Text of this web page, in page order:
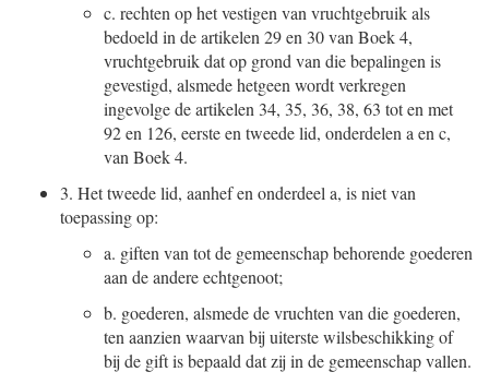
c. rechten op het vestigen van vruchtgebruik als
bedoeld in de artikelen 29 en 30 van Boek 4,
vruchtgebruik dat op grond van die bepalingen is
gevestigd, alsmede hetgeen wordt verkregen
ingevolge de artikelen 34, 35, 36, 38, 63 tot en met
92 en 126, eerste en tweede lid, onderdelen a en c,
van Boek 4.
3. Het tweede lid, aanhef en onderdeel a, is niet van
toepassing op:
a. giften van tot de gemeenschap behorende goederen
aan de andere echtgenoot;
b. goederen, alsmede de vruchten van die goederen,
ten aanzien waarvan bij uiterste wilsbeschikking of
bij de gift is bepaald dat zij in de gemeenschap vallen.